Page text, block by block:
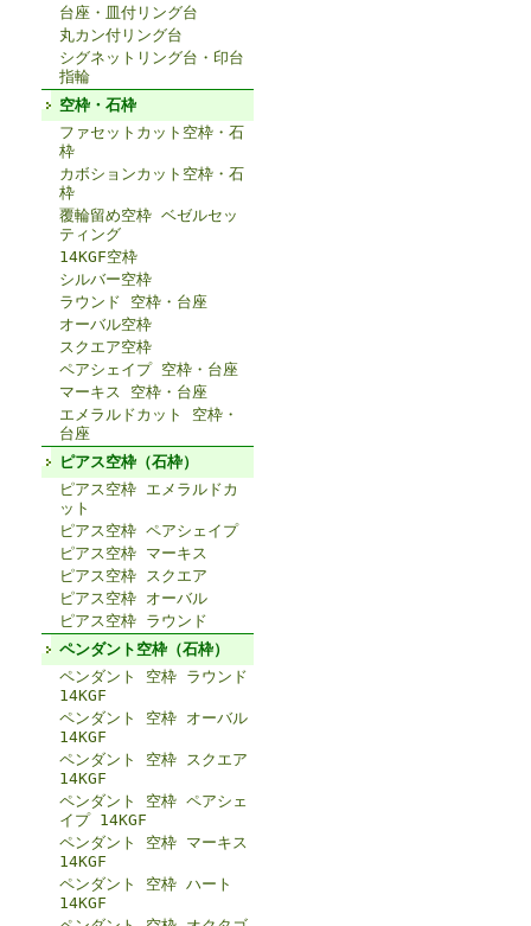
台座・皿付リング台
丸カン付リング台
シグネットリング台・印台
指輪
空枠・石枠
ファセットカット空枠・石
枠
カボションカット空枠・石
枠
覆輪留め空枠 ベゼルセッ
ティング
14KGF空枠
シルバー空枠
ラウンド 空枠・台座
オーバル空枠
スクエア空枠
ペアシェイプ 空枠・台座
マーキス 空枠・台座
エメラルドカット 空枠・
台座
ピアス空枠（石枠）
ピアス空枠 エメラルドカ
ット
ピアス空枠 ペアシェイプ
ピアス空枠 マーキス
ピアス空枠 スクエア
ピアス空枠 オーバル
ピアス空枠 ラウンド
ペンダント空枠（石枠）
ペンダント 空枠 ラウンド
14KGF
ペンダント 空枠 オーバル
14KGF
ペンダント 空枠 スクエア
14KGF
ペンダント 空枠 ペアシェ
イプ 14KGF
ペンダント 空枠 マーキス
14KGF
ペンダント 空枠 ハート
14KGF